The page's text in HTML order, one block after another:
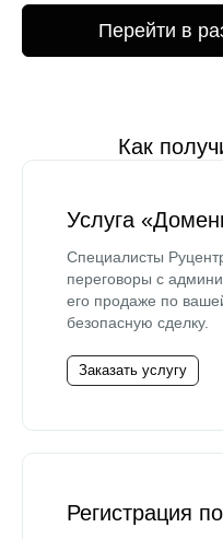
Перейти в
Как
Услуга
Специалисты
переговоры с
его продаже по
безопасную сделку.
Заказать услугу
Регистрация